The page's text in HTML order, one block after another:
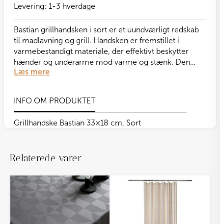
Levering: 1-3 hverdage
Bastian grillhandsken i sort er et uundværligt redskab
til madlavning og grill. Handsken er fremstillet i
varmebestandigt materiale, der effektivt beskytter
hænder og underarme mod varme og stænk. Den
slidstærke overflade giver et sikkert greb om både
grillområde.
kvalitet – ideel til både daglig madlavning og
Læs mere
INFO OM PRODUKTET
Grillhandske Bastian 33×18 cm, Sort
Relaterede varer